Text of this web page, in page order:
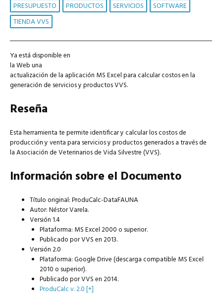
PRESUPUESTO
PRODUCTOS SERVICIOS
SOFTWARE
TIENDA VVS
Ya está disponible en
la Web una
actualización de la aplicación MS Excel para calcular costos en la
generación de servicios y productos VVS.
Reseña
Esta herramienta te permite identificar y calcular los costos de
producción y venta para servicios y productos generados a través de
la Asociación de Veterinarios de Vida Silvestre (VVS).
Información sobre el Documento
Título original: ProduCalc-DataFAUNA
Autor: Néstor Varela.
Versión 1.4
Plataforma: MS Excel 2000 o superior.
Publicado por VVS en 2013.
Versión 2.0
Plataforma: Google Drive (descarga compatible MS Excel
2010 o superior).
Publicado por VVS en 2014.
ProduCalc v. 2.0 [+]